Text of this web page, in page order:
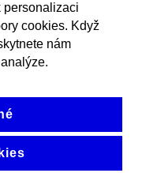
personalizaci
cookies. Když
nám